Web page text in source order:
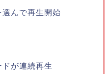
選んで再生開始
が連続再生